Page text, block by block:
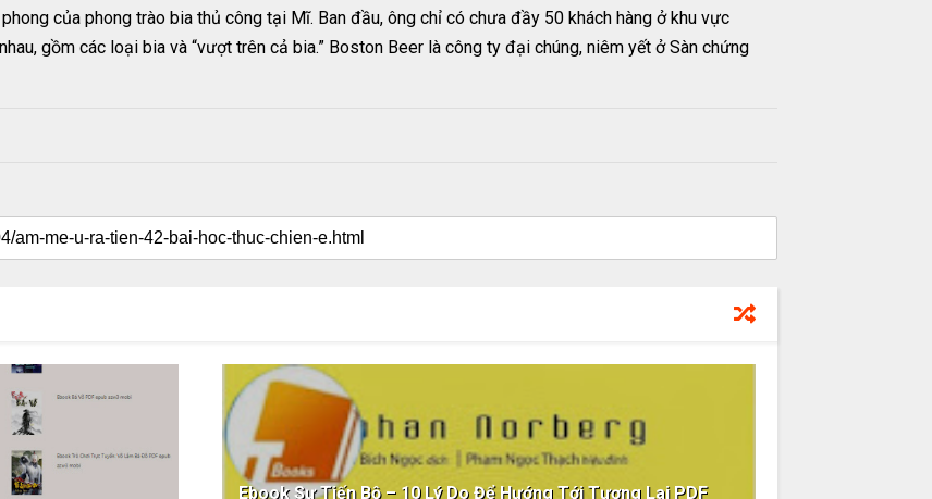
của phong trào bia thủ công tại Mĩ. Ban đầu, ông chỉ có chưa đầy 50 khách hàng ở khu vực
gồm các loại bia và “vượt trên cả bia.” Boston Beer là công ty đại chúng, niêm yết ở Sàn chứng
Ebook Sự Tiến Bộ – 10 Lý Do Để Hướng Tới Tương Lai PDF